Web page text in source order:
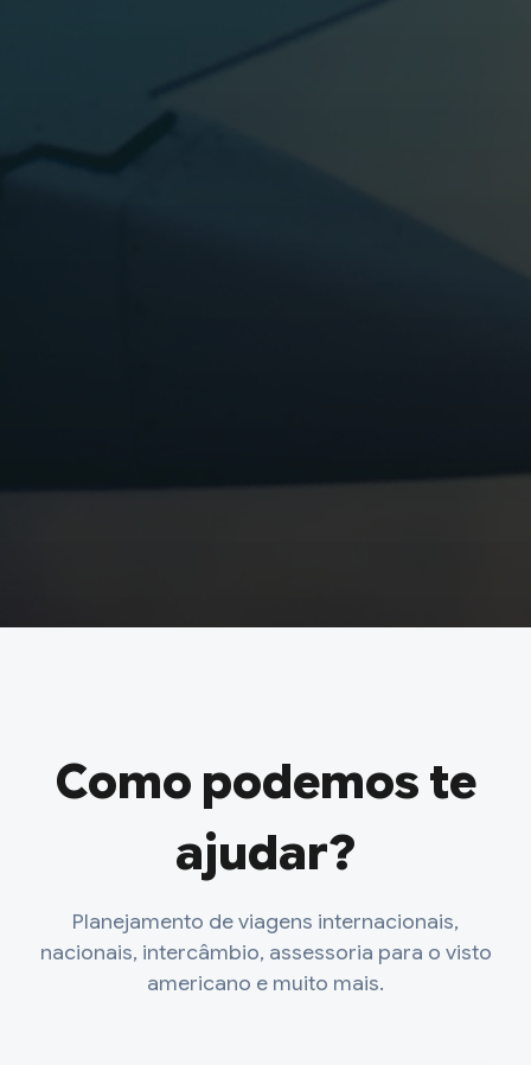
Como podemos te
ajudar?
Planejamento de viagens internacionais,
nacionais, intercâmbio, assessoria para o visto
americano e muito mais.